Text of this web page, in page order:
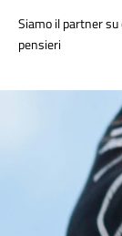
Siamo il partner
pensieri